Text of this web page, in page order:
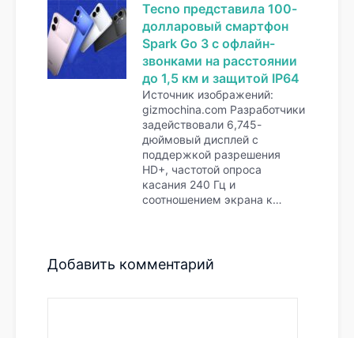
Tecno представила 100-
долларовый смартфон
Spark Go 3 с офлайн-
звонками на расстоянии
до 1,5 км и защитой IP64
Источник изображений:
gizmochina.com Разработчики
задействовали 6,745-
дюймовый дисплей с
поддержкой разрешения
HD+, частотой опроса
касания 240 Гц и
соотношением экрана к…
Добавить комментарий